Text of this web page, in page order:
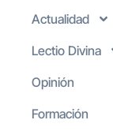
Actualidad
Lectio Divina
Opinión
Formación